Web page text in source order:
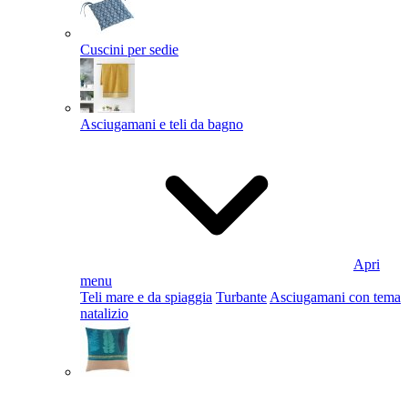
Cuscini per sedie
Asciugamani e teli da bagno
Apri
menu
Teli mare e da spiaggia Turbante Asciugamani con tema
natalizio